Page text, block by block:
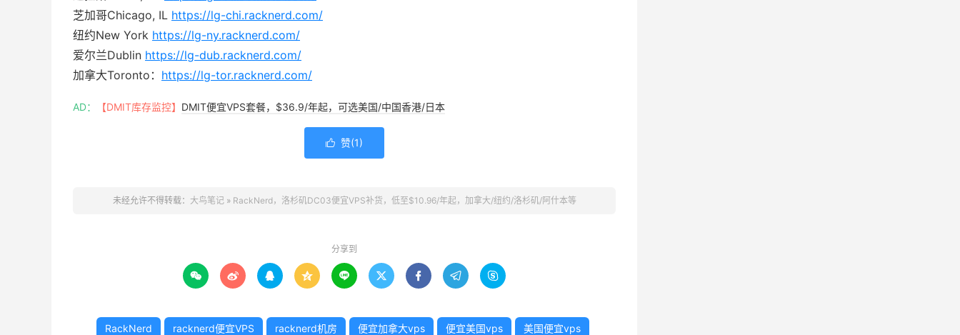
芝加哥Chicago, IL https://lg-chi.racknerd.com/
纽约New York https://lg-ny.racknerd.com/
爱尔兰Dublin https://lg-dub.racknerd.com/
加拿大Toronto： https://lg-tor.racknerd.com/
AD： 【DMIT库存监控】 DMIT便宜VPS套餐，$36.9/年起，可选美国/中国香港/日本
 赞(1)
未经允许不得转载： 大鸟笔记» RackNerd，洛杉矶DC03便宜VPS补货，低至$10.96/年起，加拿大/纽约/洛杉矶/阿什本等
分享到
        
RackNerd racknerd便宜VPS racknerd机房 便宜加拿大vps 便宜美国vps 美国便宜vps